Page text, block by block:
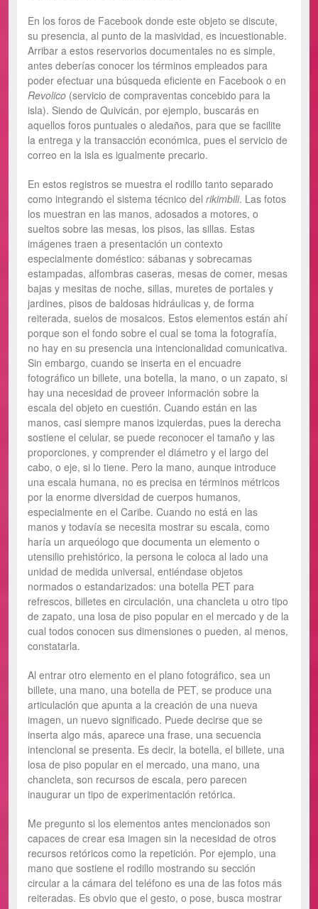
En los foros de Facebook donde este objeto se discute,
su presencia, al punto de la masividad, es incuestionable.
Arribar a estos reservorios documentales no es simple,
antes deberías conocer los términos empleados para
poder efectuar una búsqueda eficiente en Facebook o en
Revolico (servicio de compraventas concebido para la
isla). Siendo de Quivicán, por ejemplo, buscarás en
aquellos foros puntuales o aledaños, para que se facilite
la entrega y la transacción económica, pues el servicio de
correo en la isla es igualmente precario.
En estos registros se muestra el rodillo tanto separado
como integrando el sistema técnico del rikimbili. Las fotos
los muestran en las manos, adosados a motores, o
sueltos sobre las mesas, los pisos, las sillas. Estas
imágenes traen a presentación un contexto
especialmente doméstico: sábanas y sobrecamas
estampadas, alfombras caseras, mesas de comer, mesas
bajas y mesitas de noche, sillas, muretes de portales y
jardines, pisos de baldosas hidráulicas y, de forma
reiterada, suelos de mosaicos. Estos elementos están ahí
porque son el fondo sobre el cual se toma la fotografía,
no hay en su presencia una intencionalidad comunicativa.
Sin embargo, cuando se inserta en el encuadre
fotográfico un billete, una botella, la mano, o un zapato, si
hay una necesidad de proveer información sobre la
escala del objeto en cuestión. Cuando están en las
manos, casi siempre manos izquierdas, pues la derecha
sostiene el celular, se puede reconocer el tamaño y las
proporciones, y comprender el diámetro y el largo del
cabo, o eje, si lo tiene. Pero la mano, aunque introduce
una escala humana, no es precisa en términos métricos
por la enorme diversidad de cuerpos humanos,
especialmente en el Caribe. Cuando no está en las
manos y todavía se necesita mostrar su escala, como
haría un arqueólogo que documenta un elemento o
utensilio prehistórico, la persona le coloca al lado una
unidad de medida universal, entiéndase objetos
normados o estandarizados: una botella PET para
refrescos, billetes en circulación, una chancleta u otro tipo
de zapato, una losa de piso popular en el mercado y de la
cual todos conocen sus dimensiones o pueden, al menos,
constatarla.
Al entrar otro elemento en el plano fotográfico, sea un
billete, una mano, una botella de PET, se produce una
articulación que apunta a la creación de una nueva
imagen, un nuevo significado. Puede decirse que se
inserta algo más, aparece una frase, una secuencia
intencional se presenta. Es decir, la botella, el billete, una
losa de piso popular en el mercado, una mano, una
chancleta, son recursos de escala, pero parecen
inaugurar un tipo de experimentación retórica.
Me pregunto si los elementos antes mencionados son
capaces de crear esa imagen sin la necesidad de otros
recursos retóricos como la repetición. Por ejemplo, una
mano que sostiene el rodillo mostrando su sección
circular a la cámara del teléfono es una de las fotos más
reiteradas. Es obvio que el gesto, o pose, busca mostrar